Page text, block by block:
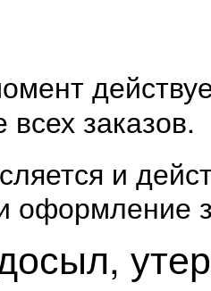
заказов.
и
оформление